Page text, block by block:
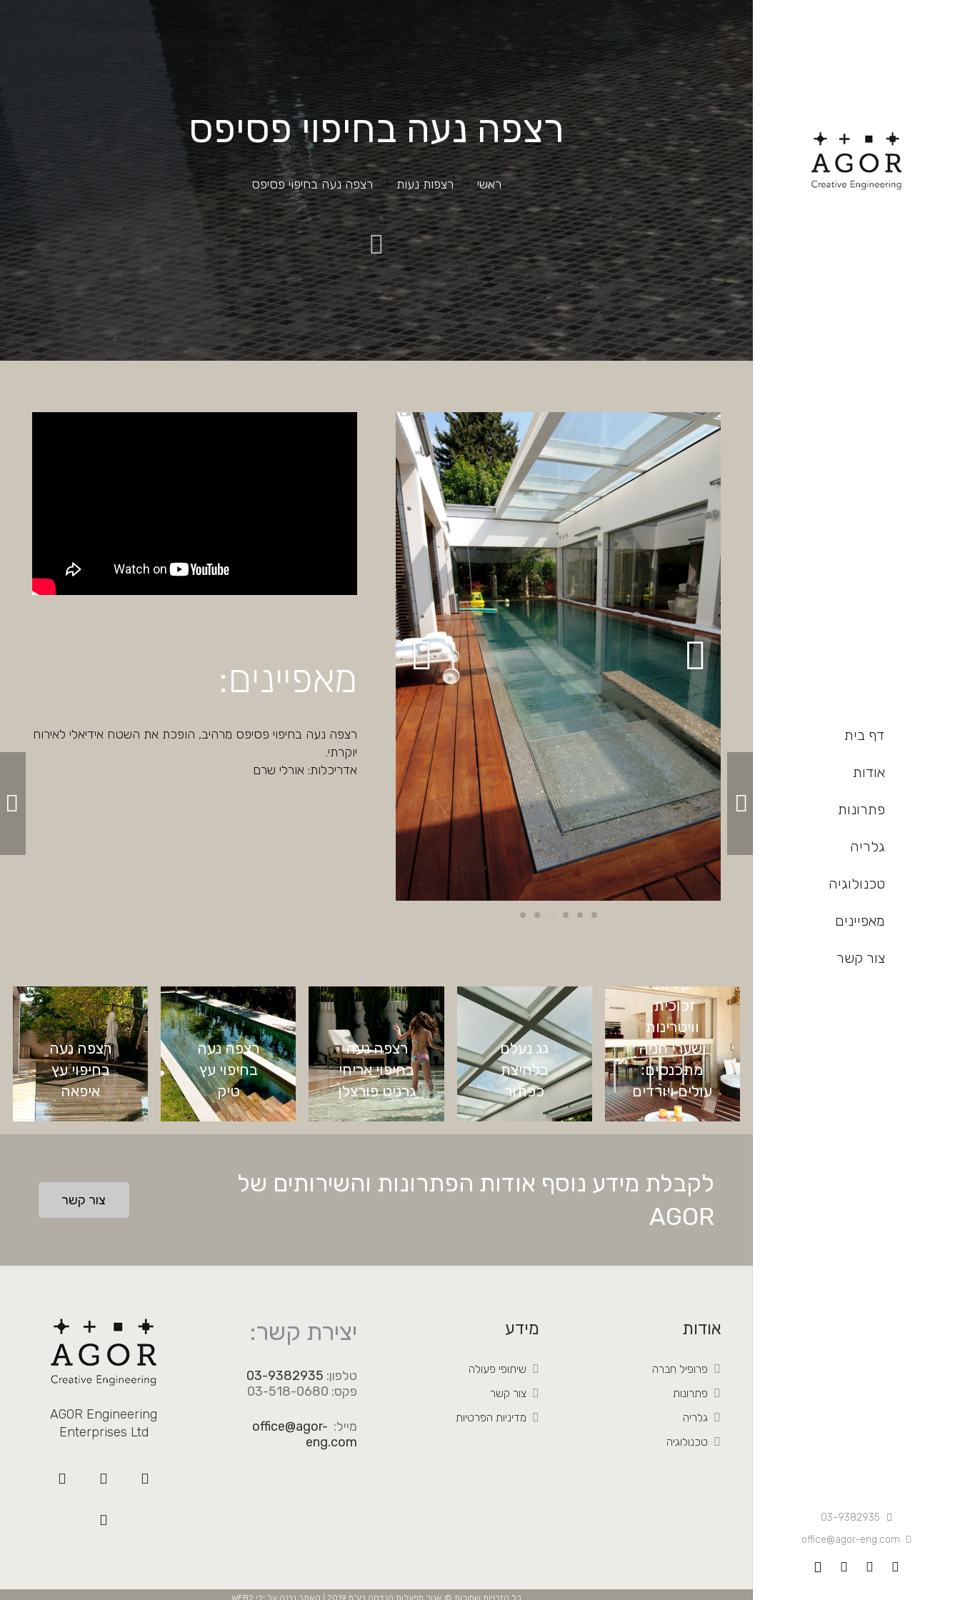
דף בית
אודות
פתרונות
גלריה
טכנולוגיה
מאפיינים
צור קשר
03-9382935
office@agor-eng.com
רצפה נעה בחיפוי פסיפס
ראשי רצפות נעות רצפה נעה בחיפוי פסיפס
מאפיינים:
רצפה נעה בחיפוי פסיפס מרהיב, הופכת את השטח אידיאלי לאירוח
יוקרתי.
אדריכלות: אורלי שרם
קירות
זכוכית,
וויטרינות
ושערי חניה
מתכנסים:
עולים ויורדים
גג נעלם
בלחיצת
כפתור
רצפה נעה
בחיפוי אריחי
גרניט פורצלן
רצפה נעה
בחיפוי עץ
טיק
רצפה נעה
בחיפוי עץ
איפאה
לקבלת מידע נוסף אודות הפתרונות והשירותים של
AGOR
צור קשר
אודות
פרופיל חברה
פתרונות
גלריה
טכנולוגיה
מידע
שיתופי פעולה
צור קשר
מדיניות הפרטיות
יצירת קשר:
טלפון: 03-9382935
פקס: 03-518-0680
מייל: office@agor-
eng.com
AGOR Engineering
Enterprises Ltd
כל הזכויות שמורות © אגור מפעלות הנדסה בע”מ 2019 | האתר נבנה על ידי WEB2